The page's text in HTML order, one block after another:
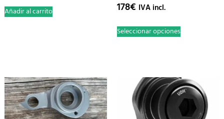
Añadir al carrito 178€ IVA incl.
Seleccionar opciones